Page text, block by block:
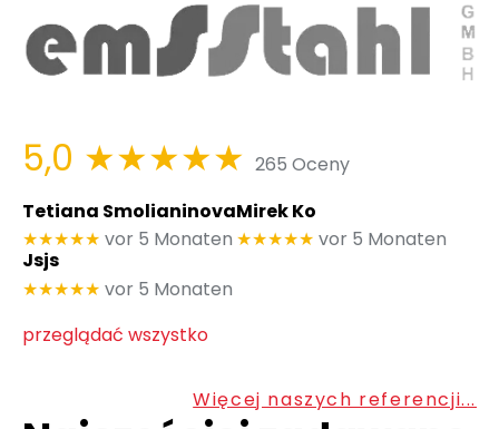
5,0 ★★★★★ 265 Oceny
Tetiana Smolianinova
★★★★★ vor 5 Monaten
Mirek Ko
★★★★★ vor 5 Monaten
Jsjs
★★★★★ vor 5 Monaten
przeglądać wszystko
Więcej naszych referencji...